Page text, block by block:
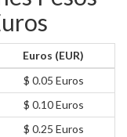
Euros (EUR)
$ 0.05 Euros
$ 0.10 Euros
$ 0.25 Euros